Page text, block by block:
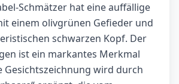
Schmätzer hat eine auffällige
einem olivgrünen Gefieder und
schwarzen Kopf. Der
ist ein markantes Merkmal
Gesichtszeichnung wird durch